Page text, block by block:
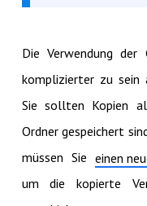
Die Verwendung
komplizierter zu sein
Sie sollten Kopien
Ordner gespeichert
müssen Sieeinen
um die kopierte